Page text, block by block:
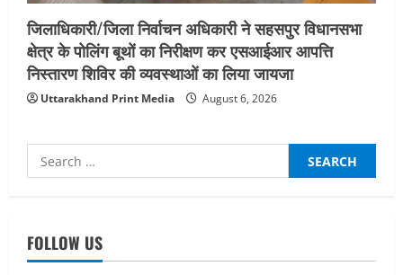
जिलाधिकारी/जिला निर्वाचन अधिकारी ने सहसपुर विधानसभा
क्षेत्र के पोलिंग बूथों का निरीक्षण कर एसआईआर आपत्ति
निस्तारण शिविर की व्यवस्थाओं का लिया जायजा
Uttarakhand Print Media August 6, 2026
Search
for:
FOLLOW US
August 7, 2026